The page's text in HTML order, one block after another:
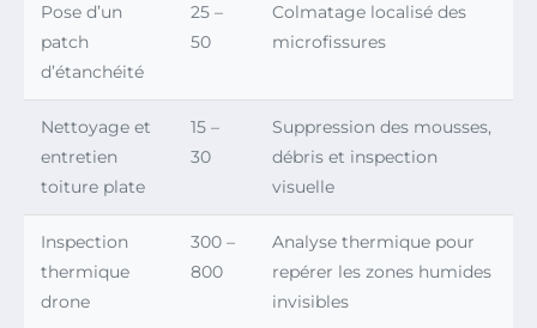
Pose d’un
patch
d’étanchéité
25 –
50
Colmatage localisé des
microfissures
Nettoyage et
entretien
toiture plate
15 –
30
Suppression des mousses,
débris et inspection
visuelle
Inspection
thermique
drone
300 –
800
Analyse thermique pour
repérer les zones humides
invisibles